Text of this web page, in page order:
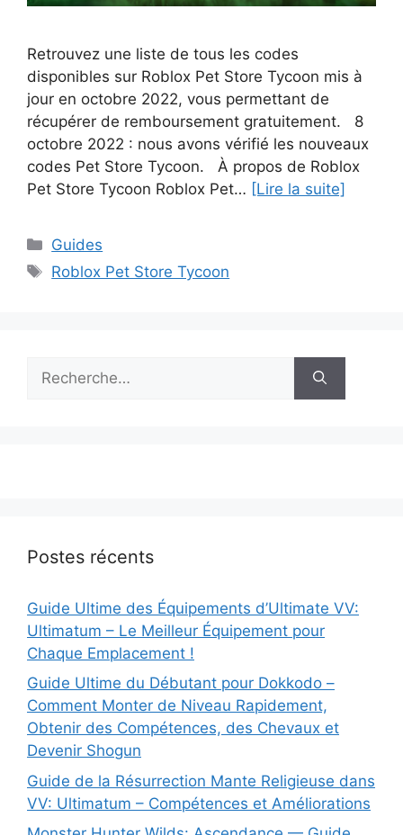
Retrouvez une liste de tous les codes
disponibles sur Roblox Pet Store Tycoon mis à
jour en octobre 2022, vous permettant de
récupérer de remboursement gratuitement. 8
octobre 2022 : nous avons vérifié les nouveaux
codes Pet Store Tycoon. À propos de Roblox
Pet Store Tycoon Roblox Pet… [Lire la suite]
Catégories
Guides
Étiquettes
Roblox Pet Store Tycoon
Postes récents
Guide Ultime des Équipements d’Ultimate VV:
Ultimatum – Le Meilleur Équipement pour
Chaque Emplacement !
Guide Ultime du Débutant pour Dokkodo –
Comment Monter de Niveau Rapidement,
Obtenir des Compétences, des Chevaux et
Devenir Shogun
Guide de la Résurrection Mante Religieuse dans
VV: Ultimatum – Compétences et Améliorations